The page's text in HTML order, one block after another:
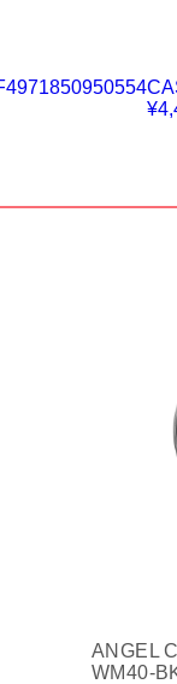
WM40-